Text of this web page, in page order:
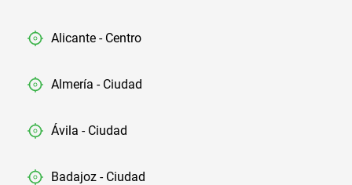
Alicante - Centro
Almería - Ciudad
Ávila - Ciudad
Badajoz - Ciudad